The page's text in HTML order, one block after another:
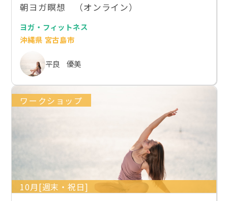
朝ヨガ瞑想 （オンライン）
ヨガ・フィットネス
沖縄県 宮古島市
平良 優美
ワークショップ
10月[週末・祝日]